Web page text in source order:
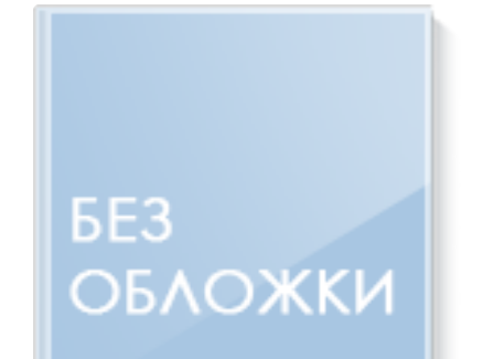
Ковалева, 2007. - 1 эл. опт. диск (CD-ROM).